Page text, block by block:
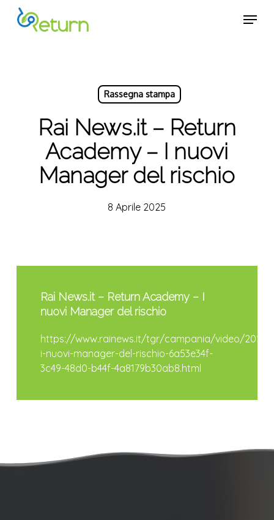
Menu
Rassegna stampa
Rai News.it – Return
Academy – I nuovi
Manager del rischio
8 Aprile 2025
Rai News.it – Return Academy – I
nuovi Manager del rischio
https://www.rainews.it/tgr/campania/video/
i-nuovi-manager-del-rischio-6a53e34f-
3c49-48d0-b44f-4a8179b30ab8.html